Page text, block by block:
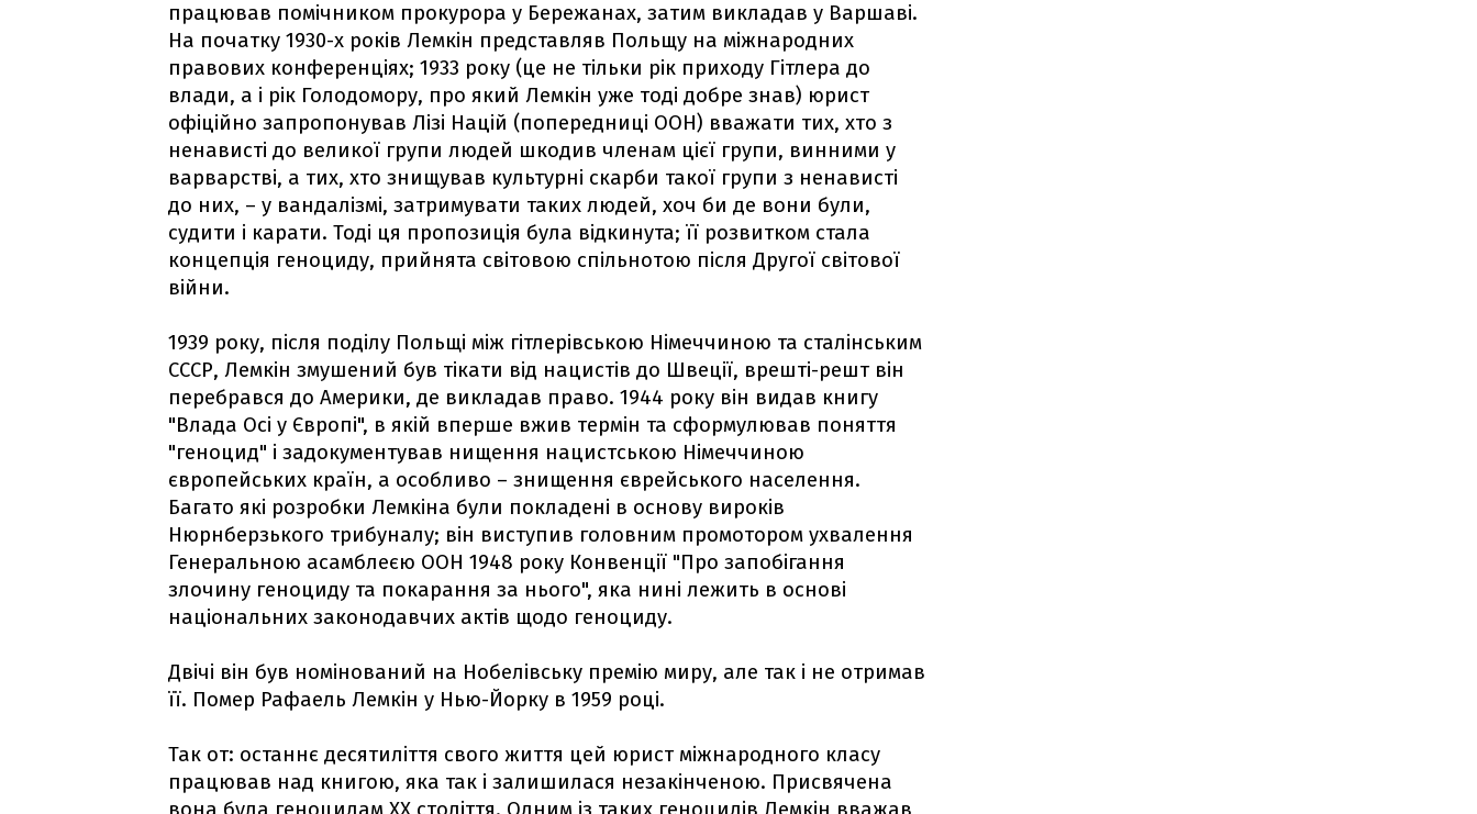
працював помічником прокурора у Бережанах, затим викладав у Варшаві.
На початку 1930-х років Лемкін представляв Польщу на міжнародних
правових конференціях; 1933 року (це не тільки рік приходу Гітлера до
влади, а і рік Голодомору, про який Лемкін уже тоді добре знав) юрист
офіційно запропонував Лізі Націй (попередниці ООН) вважати тих, хто з
ненависті до великої групи людей шкодив членам цієї групи, винними у
варварстві, а тих, хто знищував культурні скарби такої групи з ненависті
до них, – у вандалізмі, затримувати таких людей, хоч би де вони були,
судити і карати. Тоді ця пропозиція була відкинута; її розвитком стала
концепція геноциду, прийнята світовою спільнотою після Другої світової
війни.
1939 року, після поділу Польщі між гітлерівською Німеччиною та сталінським
СССР, Лемкін змушений був тікати від нацистів до Швеції, врешті-решт він
перебрався до Америки, де викладав право. 1944 року він видав книгу
"Влада Осі у Європі", в якій вперше вжив термін та сформулював поняття
"геноцид" і задокументував нищення нацистською Німеччиною
європейських країн, а особливо – знищення єврейського населення.
Багато які розробки Лемкіна були покладені в основу вироків
Нюрнберзького трибуналу; він виступив головним промотором ухвалення
Генеральною асамблеєю ООН 1948 року Конвенції "Про запобігання
злочину геноциду та покарання за нього", яка нині лежить в основі
національних законодавчих актів щодо геноциду.
Двічі він був номінований на Нобелівську премію миру, але так і не отримав
її. Помер Рафаель Лемкін у Нью-Йорку в 1959 році.
Так от: останнє десятиліття свого життя цей юрист міжнародного класу
працював над книгою, яка так і залишилася незакінченою. Присвячена